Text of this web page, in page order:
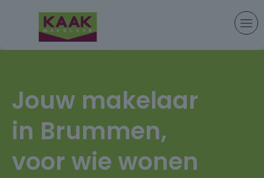
Jouw makelaar
in Brummen,
voor wie wonen